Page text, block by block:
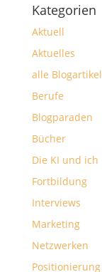
Kategorien
Aktuell
Aktuelles
alle Blogartikel
Berufe
Blogparaden
Bücher
Die KI und ich
Fortbildung
Interviews
Marketing
Netzwerken
Positionierung